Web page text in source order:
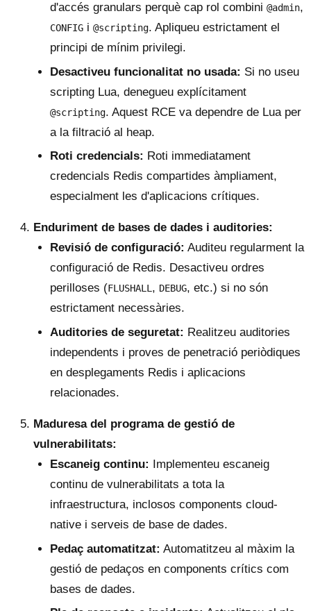
d'accés granulars perquè cap rol combini @admin,
CONFIG i @scripting. Apliqueu estrictament el
principi de mínim privilegi.
Desactiveu funcionalitat no usada: Si no useu
scripting Lua, denegueu explícitament
@scripting. Aquest RCE va dependre de Lua per
a la filtració al heap.
Roti credencials: Roti immediatament
credencials Redis compartides àmpliament,
especialment les d'aplicacions crítiques.
Enduriment de bases de dades i auditories:
Revisió de configuració: Auditeu regularment la
configuració de Redis. Desactiveu ordres
perilloses (FLUSHALL, DEBUG, etc.) si no són
estrictament necessàries.
Auditories de seguretat: Realitzeu auditories
independents i proves de penetració periòdiques
en desplegaments Redis i aplicacions
relacionades.
Maduresa del programa de gestió de
vulnerabilitats:
Escaneig continu: Implementeu escaneig
continu de vulnerabilitats a tota la
infraestructura, inclosos components cloud-
native i serveis de base de dades.
Pedaç automatitzat: Automatitzeu al màxim la
gestió de pedaços en components crítics com
bases de dades.